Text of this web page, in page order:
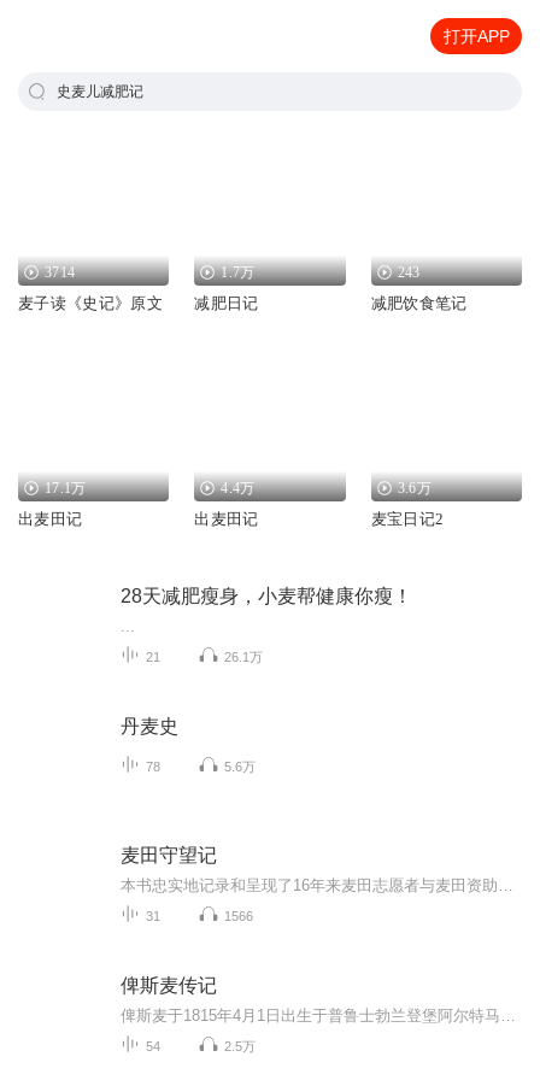
打开APP
史麦儿减肥记
3714
麦子读《史记》原文
1.7万
减肥日记
243
减肥饮食笔记
17.1万
出麦田记
4.4万
出麦田记
3.6万
麦宝日记2
28天减肥瘦身，小麦帮健康你瘦！
21 26.1万
丹麦史
78 5.6万
麦田守望记
31 1566
俾斯麦传记
54 2.5万